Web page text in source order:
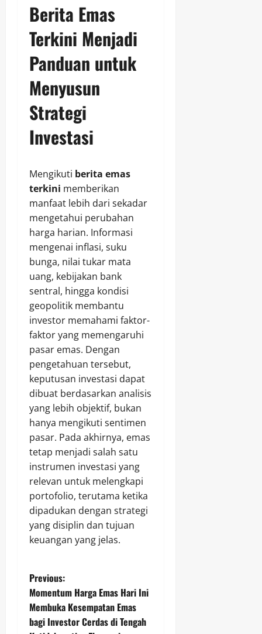
Berita Emas
Terkini Menjadi
Panduan untuk
Menyusun
Strategi
Investasi
Mengikuti berita emas
terkini memberikan
manfaat lebih dari sekadar
mengetahui perubahan
harga harian. Informasi
mengenai inflasi, suku
bunga, nilai tukar mata
uang, kebijakan bank
sentral, hingga kondisi
geopolitik membantu
investor memahami faktor-
faktor yang memengaruhi
pasar emas. Dengan
pengetahuan tersebut,
keputusan investasi dapat
dibuat berdasarkan analisis
yang lebih objektif, bukan
hanya mengikuti sentimen
pasar. Pada akhirnya, emas
tetap menjadi salah satu
instrumen investasi yang
relevan untuk melengkapi
portofolio, terutama ketika
dipadukan dengan strategi
yang disiplin dan tujuan
keuangan yang jelas.
P
o
Previous:
Momentum Harga Emas Hari Ini
Membuka Kesempatan Emas
bagi Investor Cerdas di Tengah